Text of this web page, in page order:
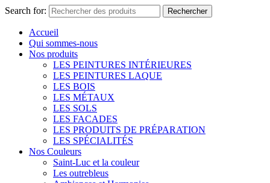
Search for: Rechercher
Accueil
Qui sommes-nous
Nos produits
LES PEINTURES INTÉRIEURES
LES PEINTURES LAQUE
LES BOIS
LES MÉTAUX
LES SOLS
LES FACADES
LES PRODUITS DE PRÉPARATION
LES SPÉCIALITÉS
Nos Couleurs
Saint-Luc et la couleur
Les outrebleus